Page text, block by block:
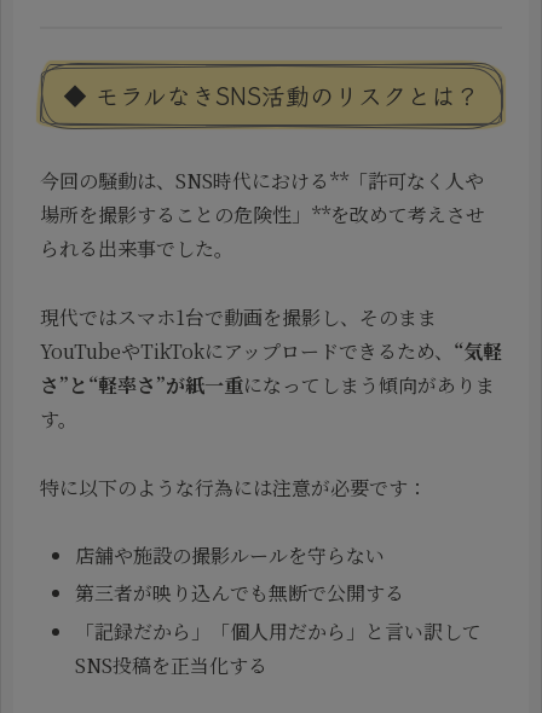
◆ モラルなきSNS活動のリスクとは？
今回の騒動は、SNS時代における**「許可なく人や
場所を撮影することの危険性」**を改めて考えさせ
られる出来事でした。
現代ではスマホ1台で動画を撮影し、そのまま
YouTubeやTikTokにアップロードできるため、 “気軽
さ”と“軽率さ”が紙一重になってしまう傾向がありま
す。
特に以下のような行為には注意が必要です：
店舗や施設の撮影ルールを守らない
第三者が映り込んでも無断で公開する
「記録だから」「個人用だから」と言い訳して
SNS投稿を正当化する